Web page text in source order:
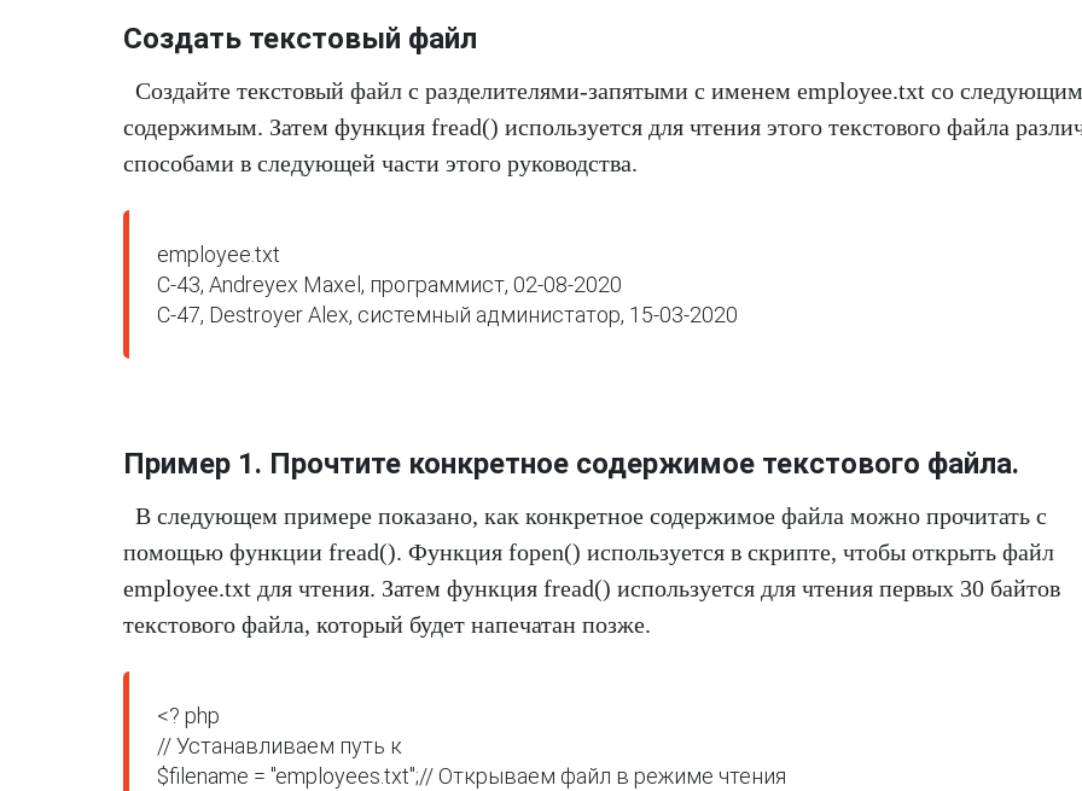
Создать текстовый файл
Создайте текстовый файл с разделителями-запятыми с именем employee.txt со следующим
содержимым. Затем функция fread() используется для чтения этого текстового файла
способами в следующей части этого руководства.
employee.txt
C-43, Andreyex Maxel, программист, 02-08-2020
Пример 1. Прочтите конкретное содержимое текстового файла.
В следующем примере показано, как конкретное содержимое файла можно прочитать с
помощью функции fread(). Функция fopen() используется в скрипте, чтобы открыть файл
employee.txt для чтения. Затем функция fread() используется для чтения первых 30 байтов
текстового файла, который будет напечатан позже.
<? php
// Устанавливаем путь к
$filename = "employees.txt";// Открываем файл в режиме чтения